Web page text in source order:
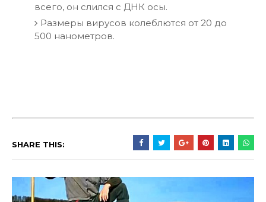
всего, он слился с ДНК осы.
Размеры вирусов колеблются от 20 до
500 нанометров.
SHARE THIS: